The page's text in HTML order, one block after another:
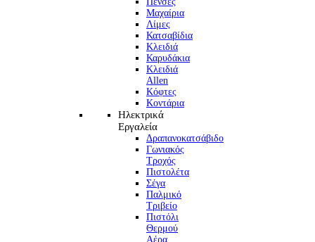
Μαχαίρια
Λίμες
Κατσαβίδια
Κλειδιά
Καρυδάκια
Κλειδιά
Allen
Κόφτες
Κοντάρια
Ηλεκτρικά
Εργαλεία
Δραπανοκατσάβιδο
Γωνιακός
Τροχός
Πιστολέτα
Σέγα
Παλμικό
Τριβείο
Πιστόλι
Θερμού
Αέρα